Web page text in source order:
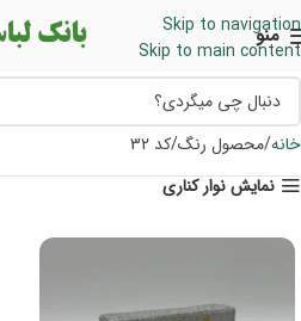
Skip to navigation
Skip to main content
منو
خانه محصول رنگ کد 32
نمایش نوار کناری